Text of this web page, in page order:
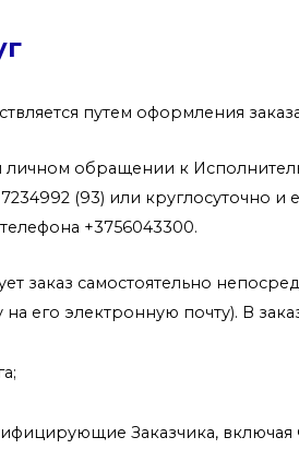
путем оформления
обращении к
(93) или
+3756043300.
заказ самостоятельно
на его электронную почту). В
Заказчика,